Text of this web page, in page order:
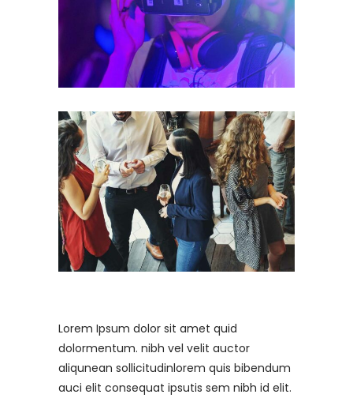
Lorem Ipsum dolor sit amet quid
dolormentum. nibh vel velit auctor
aliqunean sollicitudinlorem quis bibendum
auci elit consequat ipsutis sem nibh id elit.